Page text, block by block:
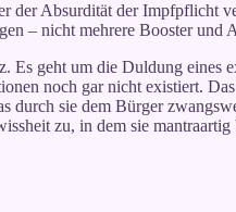
der Absurdität der Impfpflicht
– nicht mehrere Booster und
geht um die Duldung
noch gar nicht existiert.
durch sie dem Bürger
zu, in dem sie